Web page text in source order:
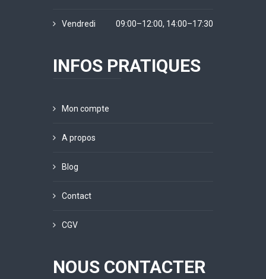
Vendredi 09:00–12:00, 14:00–17:30
INFOS PRATIQUES
Mon compte
A propos
Blog
Contact
CGV
NOUS CONTACTER